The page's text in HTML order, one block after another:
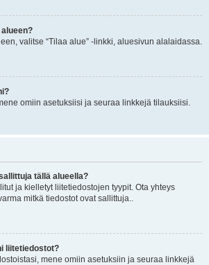
valitse “Tilaa alue” -linkki, aluesivun alalaidassa.
omiin asetuksiisi ja seuraa linkkejä tilauksiisi.
tällä alueella?
ja kielletyt liitetiedostojen tyypit. Ota yhteys
mitkä tiedostot ovat sallittuja..
liitetiedostot?
mene omiin asetuksiin ja seuraa linkkejä